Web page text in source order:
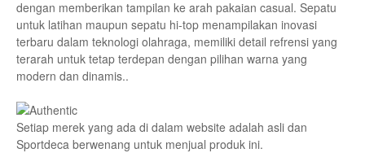
dengan memberikan tampilan ke arah pakaian casual. Sepatu
untuk latihan maupun sepatu hi-top menampilakan inovasi
terbaru dalam teknologi olahraga, memiliki detail refrensi yang
terarah untuk tetap terdepan dengan pilihan warna yang
modern dan dinamis..
Setiap merek yang ada di dalam website adalah asli dan
Sportdeca berwenang untuk menjual produk ini.